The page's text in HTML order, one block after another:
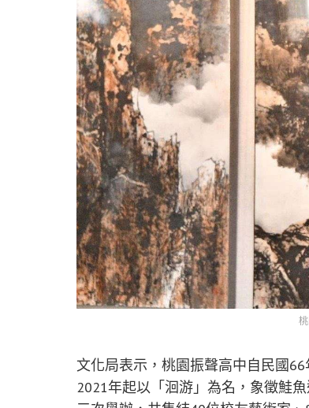
文化局表示，桃園振聲高中自民國
2021年起以「洄游」為名，象徵鮭